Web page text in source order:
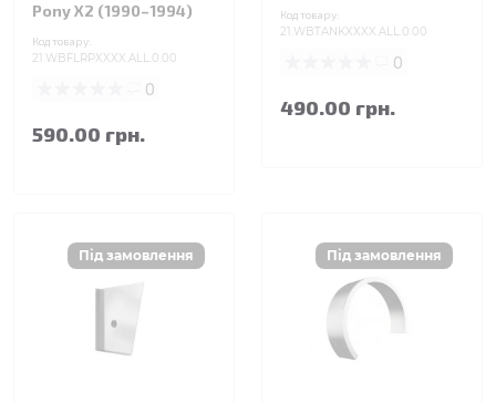
Pony X2 (1990–1994)
Код товару:
21.WBFLRPXXXX.ALL.0.00
0
590.00 грн.
Код товару:
21.WBTANKXXXX.ALL.0.00
0
490.00 грн.